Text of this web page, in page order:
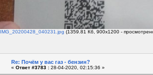
IMG_20200428_040231.jpg (1359.81 Кб, 900x1200 -
Re: Почём у вас газ - бензин?
« Ответ #3783 : 28-04-2020, 02:15:36 »